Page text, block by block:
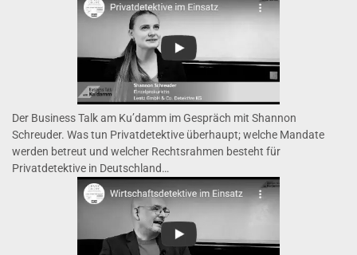
Der Business Talk am Ku’damm im Gespräch mit Shannon
Schreuder. Was tun Privatdetektive überhaupt; welche Mandate
werden betreut und welcher Rechtsrahmen besteht für
Privatdetektive in Deutschland…